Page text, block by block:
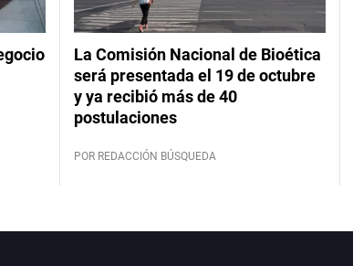
La Comisión Nacional de Bioética
será presentada el 19 de octubre
y ya recibió más de 40
postulaciones
POR REDACCIÓN BÚSQUEDA